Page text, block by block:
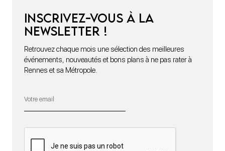
Inscrivez-vous à la
newsletter !
Retrouvez chaque mois une sélection des meilleures
événements, nouveautés et bons plans à ne pas rater à
Rennes et sa Métropole.